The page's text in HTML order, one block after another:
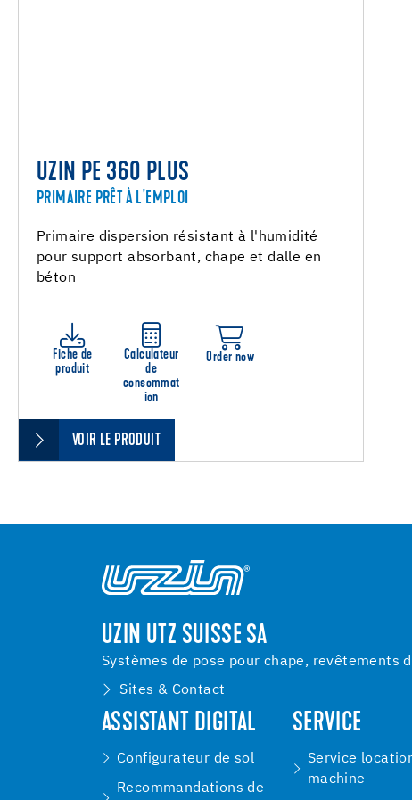
UZIN PE 360 PLUS
PRIMAIRE PRÊT À L'EMPLOI
Primaire dispersion résistant à l'humidité
pour support absorbant, chape et dalle en
béton
Fiche de
produit
Calculateur
de
consommat
ion
Order now
VOIR LE PRODUIT
UZIN UTZ SUISSE SA
Systèmes de pose pour chape, revêtements
Sites & Contact
ASSISTANT DIGITAL
Configurateur de sol
Recommandations de
SERVICE
Service
machine